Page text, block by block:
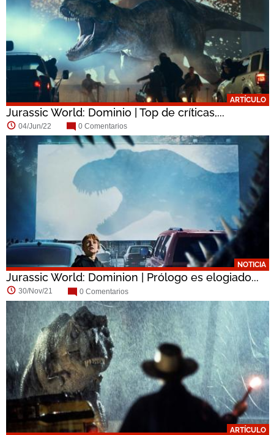
ARTÍCULO
Jurassic World: Dominio | Top de críticas,...
04/Jun/22 0 Comentarios
NOTICIA
Jurassic World: Dominion | Prólogo es elogiado...
30/Nov/21 0 Comentarios
ARTÍCULO